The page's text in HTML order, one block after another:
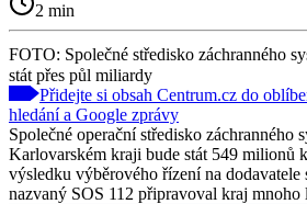
2 min
FOTO: Společné středisko záchranného
stát přes půl miliardy
Přidejte si obsah Centrum.cz do
hledání a Google zprávy
Společné operační středisko záchranného
Karlovarském kraji bude stát 549 milionů
výsledku výběrového řízení na
nazvaný SOS 112 připravoval kraj mnoho